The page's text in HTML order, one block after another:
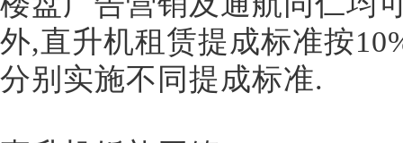
外,直升机租赁提成标准按
分别实施不同提成标准.